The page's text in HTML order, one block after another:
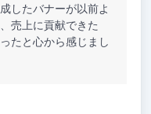
したバナーが以前よ
売上に貢献できた
たと心から感じまし